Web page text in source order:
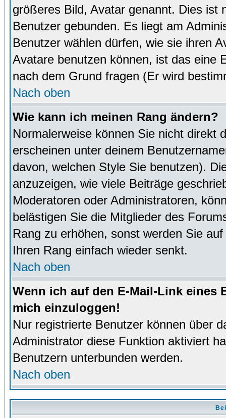
größeres Bild, Avatar genannt. Dies ist
Benutzer gebunden. Es liegt am
Benutzer wählen dürfen, wie sie ihren
Avatare benutzen können, ist das eine
nach dem Grund fragen (Er wird
Nach oben
Wie kann ich meinen Rang ändern?
Normalerweise können Sie nicht direkt
erscheinen unter deinem
davon, welchen Style Sie benutzen).
anzuzeigen, wie viele Beiträge
Moderatoren oder Administratoren,
belästigen Sie die Mitglieder des
Rang zu erhöhen, sonst werden Sie
Ihren Rang einfach wieder senkt.
Nach oben
Wenn ich auf den E-Mail-Link eines
mich einzuloggen!
Nur registrierte Benutzer können über
Administrator diese Funktion aktiviert
Benutzern unterbunden werden.
Nach oben